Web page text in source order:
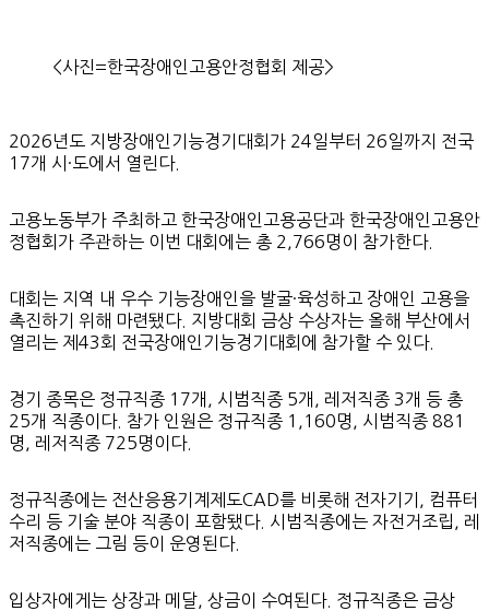
<사진=한국장애인고용안정협회 제공>
2026년도 지방장애인기능경기대회가 24일부터 26일까지 전국
17개 시·도에서 열린다.
고용노동부가 주최하고 한국장애인고용공단과 한국장애인고용안
정협회가 주관하는 이번 대회에는 총 2,766명이 참가한다.
대회는 지역 내 우수 기능장애인을 발굴·육성하고 장애인 고용을
촉진하기 위해 마련됐다. 지방대회 금상 수상자는 올해 부산에서
열리는 제43회 전국장애인기능경기대회에 참가할 수 있다.
경기 종목은 정규직종 17개, 시범직종 5개, 레저직종 3개 등 총
25개 직종이다. 참가 인원은 정규직종 1,160명, 시범직종 881
명, 레저직종 725명이다.
정규직종에는 전산응용기계제도CAD를 비롯해 전자기기, 컴퓨터
수리 등 기술 분야 직종이 포함됐다. 시범직종에는 자전거조립, 레
저직종에는 그림 등이 운영된다.
입상자에게는 상장과 메달, 상금이 수여된다. 정규직종은 금상